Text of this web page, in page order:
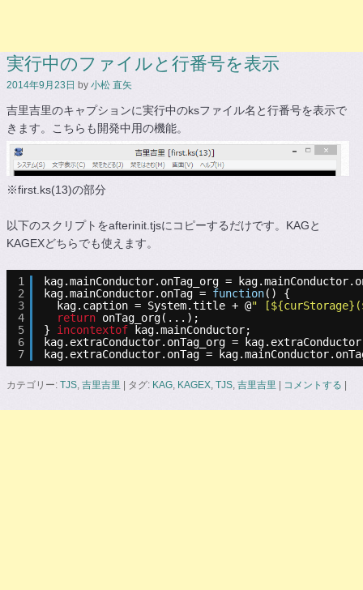
実行中のファイルと行番号を表示
2014年9月23日 by 小松 直矢
吉里吉里のキャプションに実行中のksファイル名と行番号を表示で
きます。こちらも開発中用の機能。
※first.ks(13)の部分
以下のスクリプトをafterinit.tjsにコピーするだけです。KAGと
KAGEXどちらでも使えます。
1
2
3
4
5
6
7
kag.mainConductor.onTag_org =
kag.mainConductor.onTag = function() {
kag.caption = System.title + @"
return onTag_org(...);
} incontextof
kag.mainConductor;
kag.extraConductor.onTag_org =
kag.extraConductor.onTag =
カテゴリー: TJS, 吉里吉里 タグ: KAG, KAGEX, TJS, 吉里吉里 コメントする